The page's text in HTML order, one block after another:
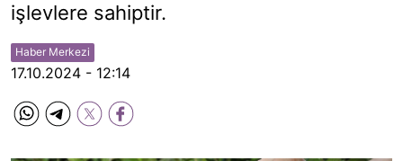
işlevlere sahiptir.
Haber Merkezi
17.10.2024 - 12:14